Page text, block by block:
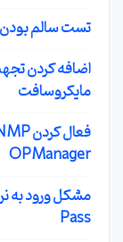
تست سالم
مایکروسافت
OPManager
Pass